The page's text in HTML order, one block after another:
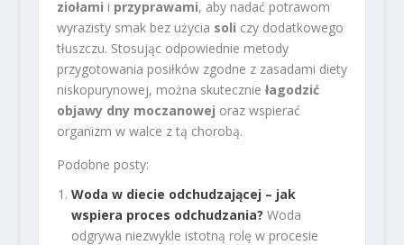
ziołami i przyprawami, aby nadać potrawom
wyrazisty smak bez użycia soli czy dodatkowego
tłuszczu. Stosując odpowiednie metody
przygotowania posiłków zgodne z zasadami diety
niskopurynowej, można skutecznie łagodzić
objawy dny moczanowej oraz wspierać
organizm w walce z tą chorobą.
Podobne posty:
Woda w diecie odchudzającej – jak
wspiera proces odchudzania? Woda
odgrywa niezwykle istotną rolę w procesie